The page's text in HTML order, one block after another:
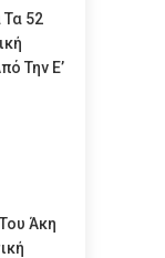
52
Την Ε’
Άκη